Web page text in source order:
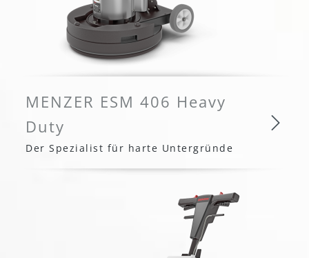
MENZER ESM 406 Heavy
Duty
Der Spezialist für harte Untergründe